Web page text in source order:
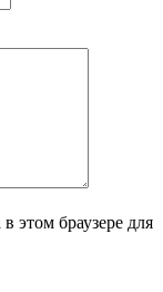
этом браузере для